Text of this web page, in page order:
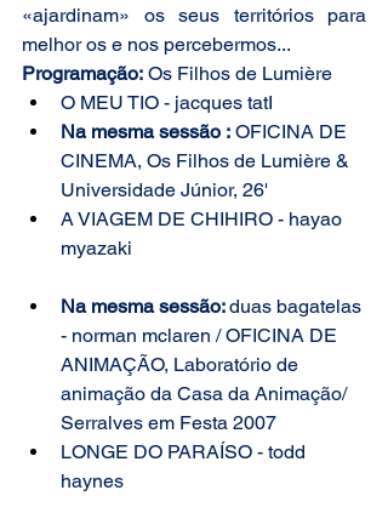
«ajardinam» os seus territórios para
melhor os e nos percebermos...
Programação: Os Filhos de Lumière
O MEU TIO - jacques tatI
Na mesma sessão : OFICINA DE
CINEMA, Os Filhos de Lumière &
Universidade Júnior, 26'
A VIAGEM DE CHIHIRO - hayao
myazaki
Na mesma sessão: duas bagatelas
- norman mclaren / OFICINA DE
ANIMAÇÃO, Laboratório de
animação da Casa da Animação/
Serralves em Festa 2007
LONGE DO PARAÍSO - todd
haynes